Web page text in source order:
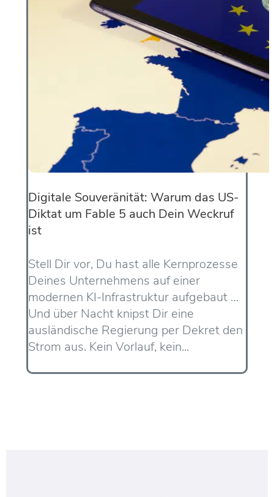
Digitale Souveränität: Warum das US-
Diktat um Fable 5 auch Dein Weckruf
ist
Stell Dir vor, Du hast alle Kernprozesse
Deines Unternehmens auf einer
modernen KI-Infrastruktur aufgebaut …
Und über Nacht knipst Dir eine
ausländische Regierung per Dekret den
Strom aus. Kein Vorlauf, kein...